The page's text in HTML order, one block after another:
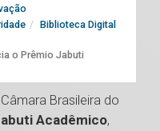
Biblioteca Digital
o Prêmio Jabuti
Brasileira do
Acadêmico,